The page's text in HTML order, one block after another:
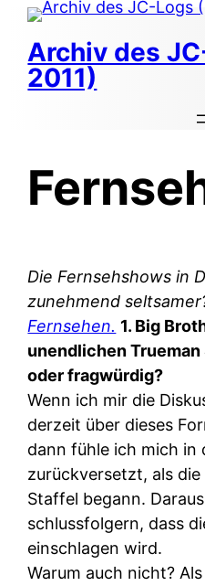
Zum
Inhalt
springen
Archiv des
2011)
Die Fernsehshows in
zunehmend
Fernsehen. 1. Big
unendlichen
oder fragwürdig?
Wenn ich mir die
derzeit über dieses
dann fühle ich mich in
zurückversetzt, als
Staffel begann.
schlussfolgern, dass
einschlagen wird.
Warum auch nicht?